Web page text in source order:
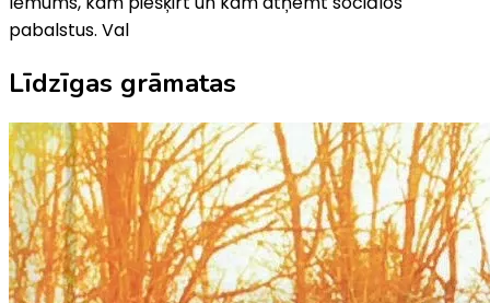
pabalstus. Val
Līdzīgas grāmatas